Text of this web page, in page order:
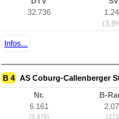
32.736
Infos...
B 4 AS Coburg-Callenberger
Nr.
6.161
(3.476)
B-